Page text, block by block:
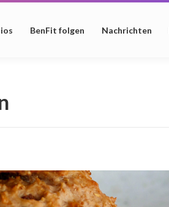
BenFit folgen Nachrichten